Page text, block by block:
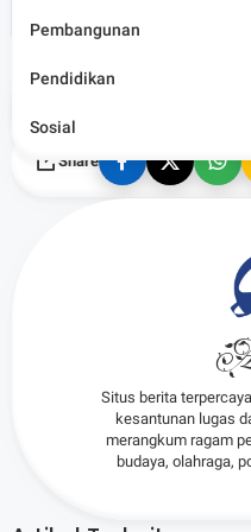
Share
Situs berita
kesantunan lugas
merangkum ragam
budaya, olahraga,
Pembangunan
Pendidikan
Sosial